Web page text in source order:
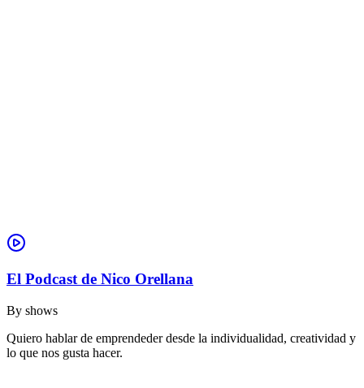
El Podcast de Nico Orellana
By shows
Quiero hablar de emprendeder desde la individualidad, creatividad y
lo que nos gusta hacer.